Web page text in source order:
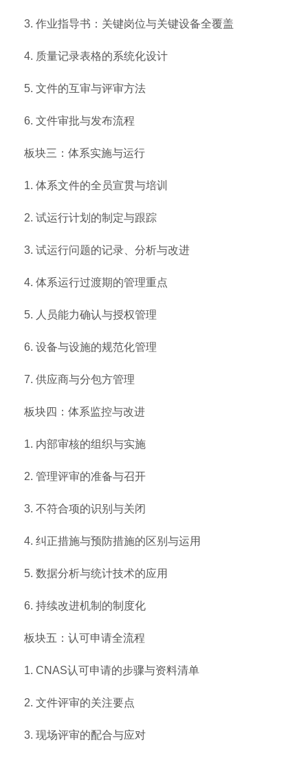
3. 作业指导书：关键岗位与关键设备全覆盖
4. 质量记录表格的系统化设计
5. 文件的互审与评审方法
6. 文件审批与发布流程
板块三：体系实施与运行
1. 体系文件的全员宣贯与培训
2. 试运行计划的制定与跟踪
3. 试运行问题的记录、分析与改进
4. 体系运行过渡期的管理重点
5. 人员能力确认与授权管理
6. 设备与设施的规范化管理
7. 供应商与分包方管理
板块四：体系监控与改进
1. 内部审核的组织与实施
2. 管理评审的准备与召开
3. 不符合项的识别与关闭
4. 纠正措施与预防措施的区别与运用
5. 数据分析与统计技术的应用
6. 持续改进机制的制度化
板块五：认可申请全流程
1. CNAS认可申请的步骤与资料清单
2. 文件评审的关注要点
3. 现场评审的配合与应对